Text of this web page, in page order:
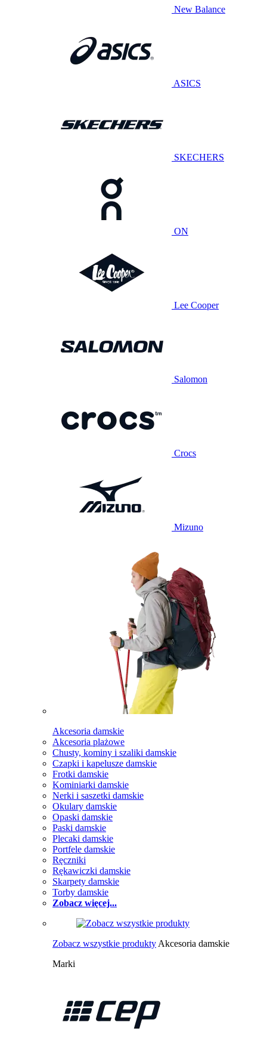
New Balance
ASICS
SKECHERS
ON
Lee Cooper
Salomon
Crocs
Mizuno
Akcesoria damskie
Akcesoria plażowe
Chusty, kominy i szaliki damskie
Czapki i kapelusze damskie
Frotki damskie
Kominiarki damskie
Nerki i saszetki damskie
Okulary damskie
Opaski damskie
Paski damskie
Plecaki damskie
Portfele damskie
Ręczniki
Rękawiczki damskie
Skarpety damskie
Torby damskie
Zobacz więcej...
Zobacz wszystkie produkty Akcesoria damskie
Marki